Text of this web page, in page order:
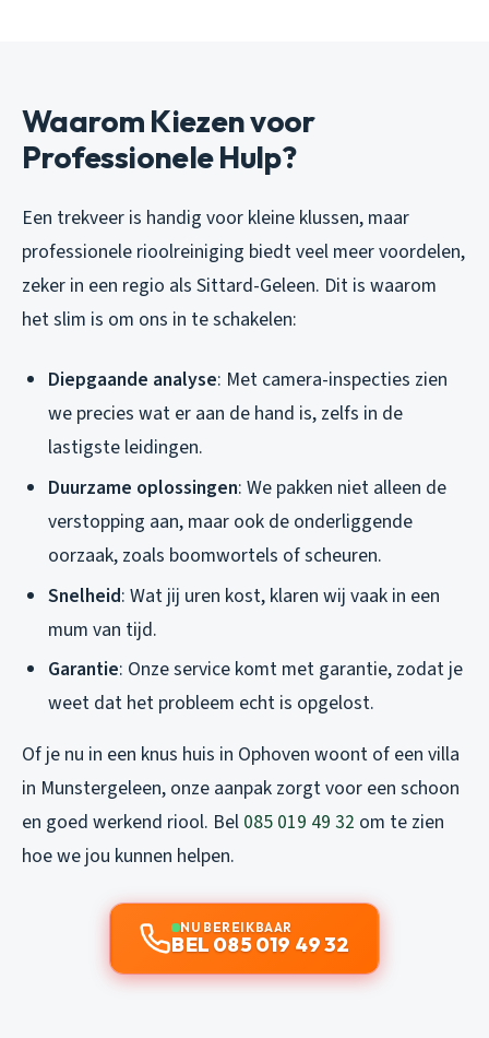
Waarom Kiezen voor
Professionele Hulp?
Een trekveer is handig voor kleine klussen, maar
professionele rioolreiniging biedt veel meer voordelen,
zeker in een regio als Sittard-Geleen. Dit is waarom
het slim is om ons in te schakelen:
Diepgaande analyse: Met camera-inspecties zien
we precies wat er aan de hand is, zelfs in de
lastigste leidingen.
Duurzame oplossingen: We pakken niet alleen de
verstopping aan, maar ook de onderliggende
oorzaak, zoals boomwortels of scheuren.
Snelheid: Wat jij uren kost, klaren wij vaak in een
mum van tijd.
Garantie: Onze service komt met garantie, zodat je
weet dat het probleem echt is opgelost.
Of je nu in een knus huis in Ophoven woont of een villa
in Munstergeleen, onze aanpak zorgt voor een schoon
en goed werkend riool. Bel 085 019 49 32 om te zien
hoe we jou kunnen helpen.
NU BEREIKBAAR
BEL 085 019 49 32